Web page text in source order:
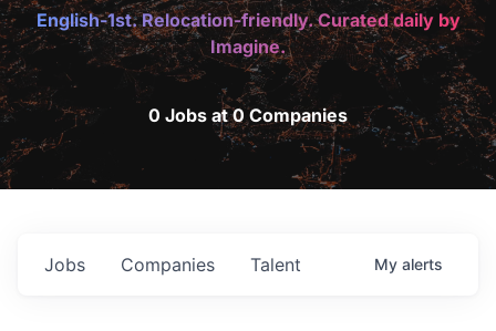
English-1st. Relocation-friendly. Curated daily by
Imagine.
0 Jobs at 0 Companies
Jobs Companies Talent My alerts